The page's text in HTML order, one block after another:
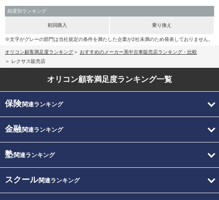
頻度別ランキング
初回購入 乗り換え
※文字がグレーの部門は当社規定の条件を満たした企業が2社未満のため発表しておりません。
オリコン顧客満足度ランキング
おすすめのメーカー系中古車販売店ランキング・比較
レクサス販売店
オリコン顧客満足度ランキング一覧
保険関連ランキング
金融関連ランキング
塾関連ランキング
スクール関連ランキング